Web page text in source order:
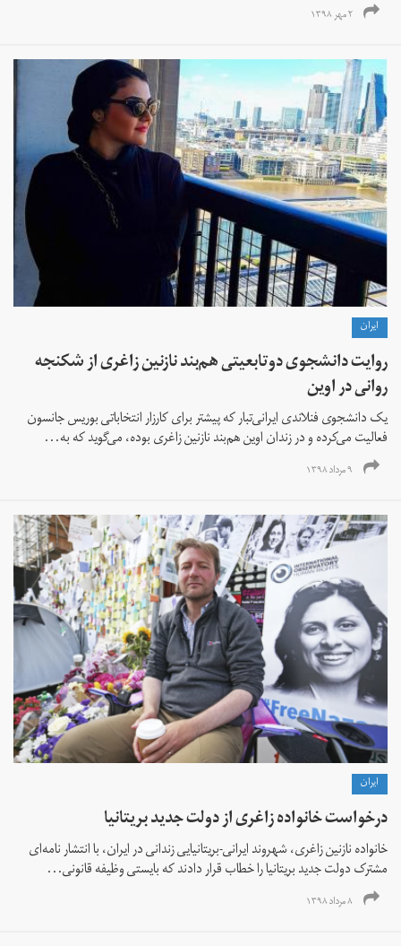
۲ مهر ۱۳۹۸
ايران
روایت دانشجوی دوتابعیتی هم‌بند نازنین زاغری از شکنجه
روانی در اوین
یک دانشجوی فنلاندی ایرانی‌تبار که پیشتر برای کارزار انتخاباتی بوریس جانسون
فعالیت می‌کرده و در زندان اوین هم‌بند نازنین زاغری بوده، می‌گوید که به...
۹ مرداد ۱۳۹۸
ايران
درخواست خانواده زاغری از دولت جدید بریتانیا
خانواده نازنین زاغری، شهروند ایرانی-بریتانیایی زندانی در ایران، با انتشار نامه‌ای
مشترک دولت جدید بریتانیا را خطاب قرار دادند که بایستی وظیفه قانونی...
۸ مرداد ۱۳۹۸